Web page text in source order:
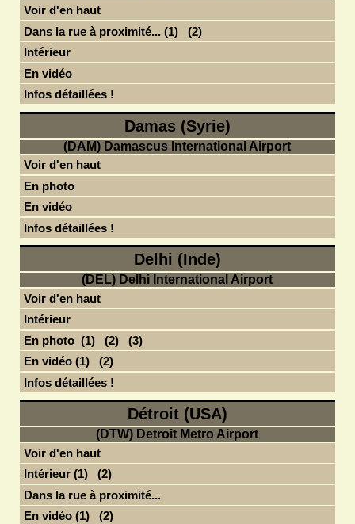
Voir d'en haut
Dans la rue à proximité... (1)
(2)
Intérieur
En vidéo
Infos détaillées !
Damas (Syrie)
(DAM) Damascus International Airport
Voir d'en haut
En photo
En vidéo
Infos détaillées !
Delhi (Inde)
(DEL) Delhi International Airport
Voir d'en haut
Intérieur
En photo (1)
(2)
(3)
En vidéo (1)
(2)
Infos détaillées !
Détroit (USA)
(DTW) Detroit Metro Airport
Voir d'en haut
Intérieur (1)
(2)
Dans la rue à proximité...
En vidéo (1)
(2)